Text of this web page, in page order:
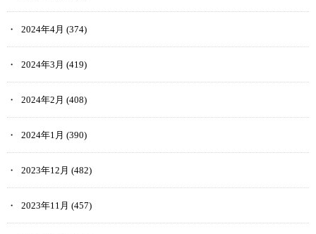
2024年4月 (374)
2024年3月 (419)
2024年2月 (408)
2024年1月 (390)
2023年12月 (482)
2023年11月 (457)